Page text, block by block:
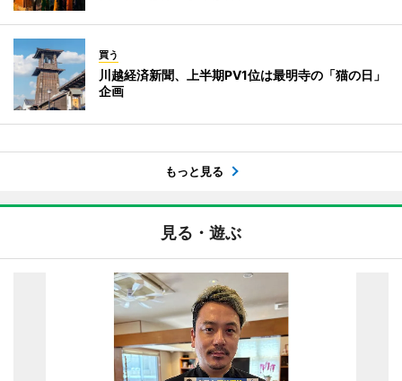
買う
川越経済新聞、上半期PV1位は最明寺の「猫の日」
企画
もっと見る
見る・遊ぶ